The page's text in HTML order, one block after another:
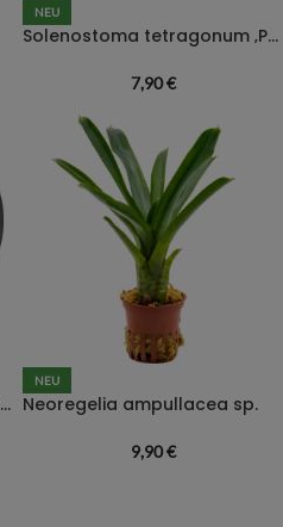
NEU
Solenostoma tetragonum ‚Pearl Moss‘
7,90€
Dennerle Scapersflow Hauptdichtung
NEU
Neoregelia ampullacea sp.
9,90€